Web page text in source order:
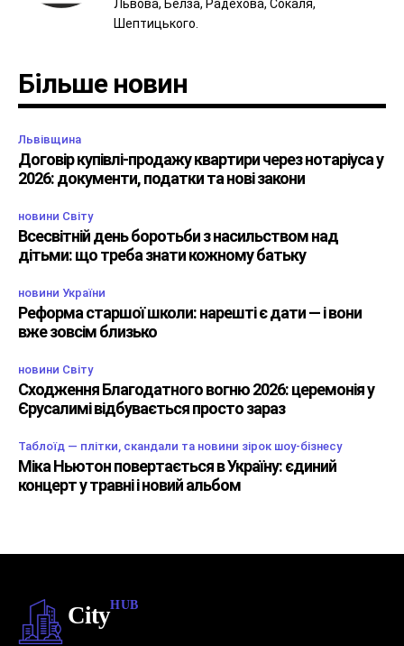
Львова, Белза, Радехова, Сокаля,
Шептицького.
Більше новин
Львівщина
Договір купівлі-продажу квартири через нотаріуса у
2026: документи, податки та нові закони
новини Світу
Всесвітній день боротьби з насильством над
дітьми: що треба знати кожному батьку
новини України
Реформа старшої школи: нарешті є дати — і вони
вже зовсім близько
новини Світу
Сходження Благодатного вогню 2026: церемонія у
Єрусалимі відбувається просто зараз
Таблоїд — плітки, скандали та новини зірок шоу-бізнесу
Міка Ньютон повертається в Україну: єдиний
концерт у травні і новий альбом
CityHUB